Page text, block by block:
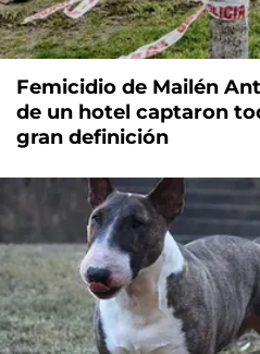
Femicidio de Mailén
de un hotel captaron
gran definición